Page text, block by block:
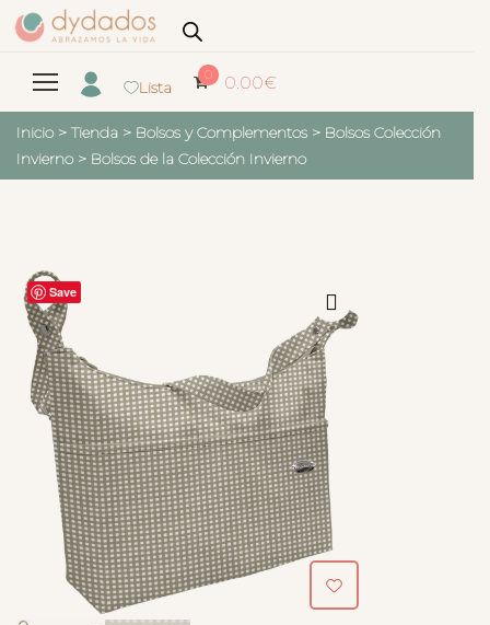
Lista
0 0.00€
Inicio > Tienda > Bolsos y Complementos > Bolsos Colección
Invierno > Bolsos de la Colección Invierno
Save